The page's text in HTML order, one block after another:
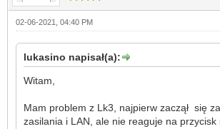
02-06-2021, 04:40 PM
lukasino napisał(a):
Witam,
Mam problem z Lk3, najpierw zaczął się
zasilania i LAN, ale nie reaguje na przycisk